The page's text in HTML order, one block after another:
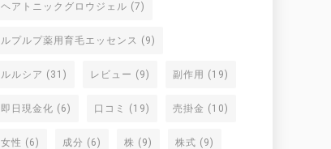
ヘアトニックグロウジェル (7)
ルプルプ薬用育毛エッセンス (9)
ルルシア (31) レビュー (9) 副作用 (19)
即日現金化 (6) 口コミ (19) 売掛金 (10)
女性 (6) 成分 (6) 株 (9) 株式 (9)